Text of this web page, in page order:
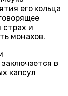
его кольца
страх и
монахов.
в
капсул